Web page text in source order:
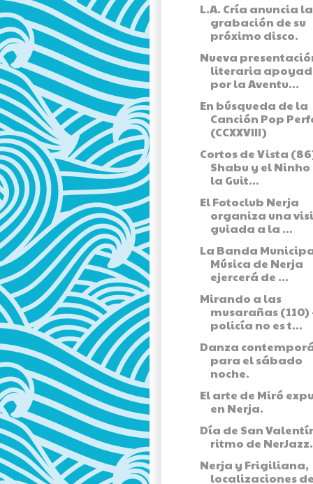
L.A. Cría anuncia la
grabación de su
próximo disco.
Nueva
literaria
por la Aventu...
En búsqueda de la
Canción Pop
(CCXXVIII)
Cortos de Vista
Shabu y el Ninho
la Guit...
El Fotoclub Nerja
organiza una
guiada a la ...
La Banda
Música de Nerja
ejercerá de ...
Mirando a las
musarañas (110)
policía no es t...
Danza
para el sábado
noche.
El arte de Miró
en Nerja.
Día de San
ritmo de NerJazz.
Nerja y Frigiliana,
localizaciones